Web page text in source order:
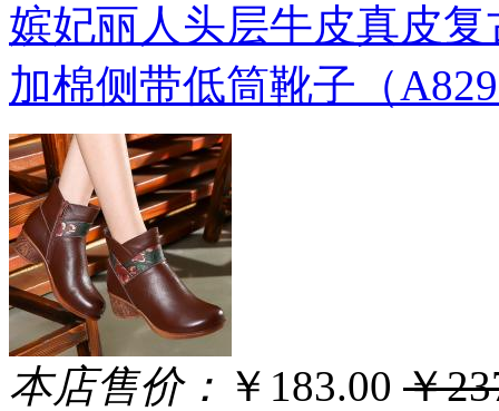
嫔妃丽人头层牛皮真皮
加棉侧带低筒靴子（
本店售价： ￥183.00 ￥